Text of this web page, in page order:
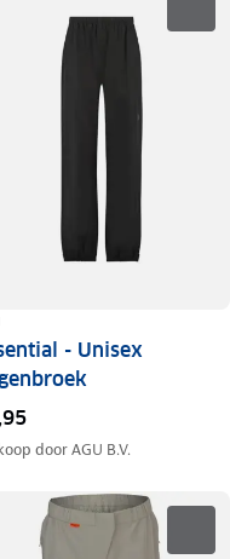
- Unisex
doorAGU B.V.